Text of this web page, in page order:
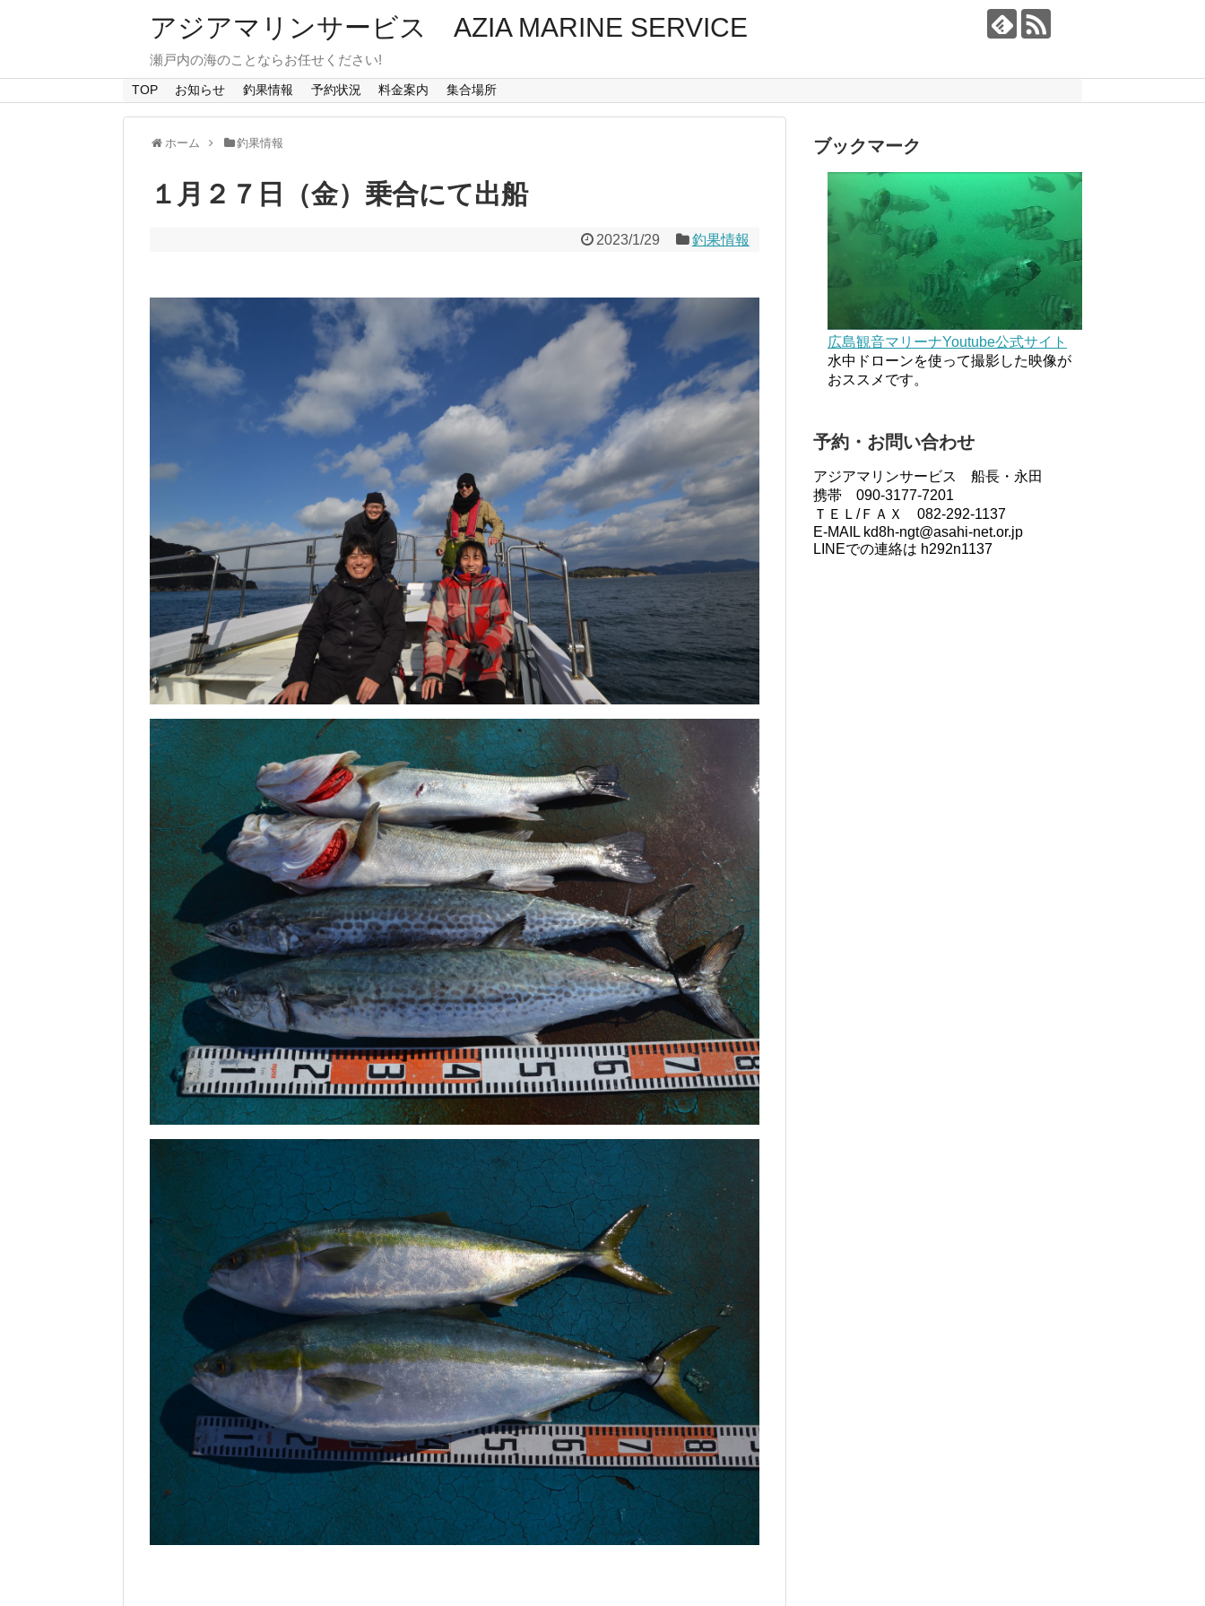
アジアマリンサービス AZIA MARINE SERVICE
瀬戸内の海のことならお任せください!
TOP お知らせ 釣果情報 予約状況 料金案内 集合場所
ホーム 釣果情報
１月２７日（金）乗合にて出船
2023/1/29 釣果情報
ブックマーク
広島観音マリーナYoutube公式サイト
水中ドローンを使って撮影した映像が
おススメです。
予約・お問い合わせ
アジアマリンサービス 船長・永田
携帯 090-3177-7201
ＴＥＬ/ＦＡＸ 082-292-1137
E-MAIL kd8h-ngt@asahi-net.or.jp
LINEでの連絡は h292n1137